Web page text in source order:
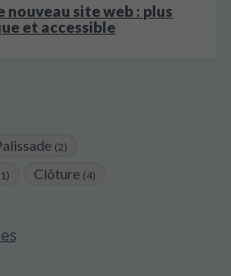
(2)
Clôture (4)
nouveau site web : plus
et accessible